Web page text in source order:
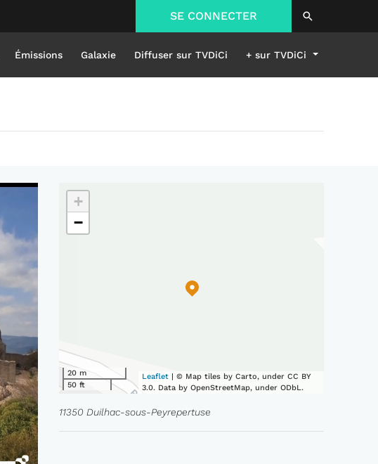
SE CONNECTER
Émissions Galaxie Diffuser sur TVDiCi + sur TVDiCi
+
−
20 m
50 ft
Leaflet | © Map tiles by Carto, under CC BY
3.0. Data by OpenStreetMap, under ODbL.
11350 Duilhac-sous-Peyrepertuse